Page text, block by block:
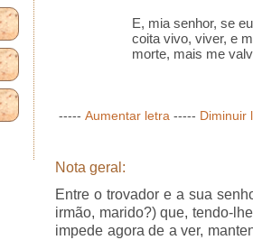
E, mia senhor, se
coita vivo, viver, e
morte, mais me
----- Aumentar letra ----- Diminuir
Nota geral:
Entre o trovador e a sua
irmão, marido?) que, tendo-
impede agora de a ver,